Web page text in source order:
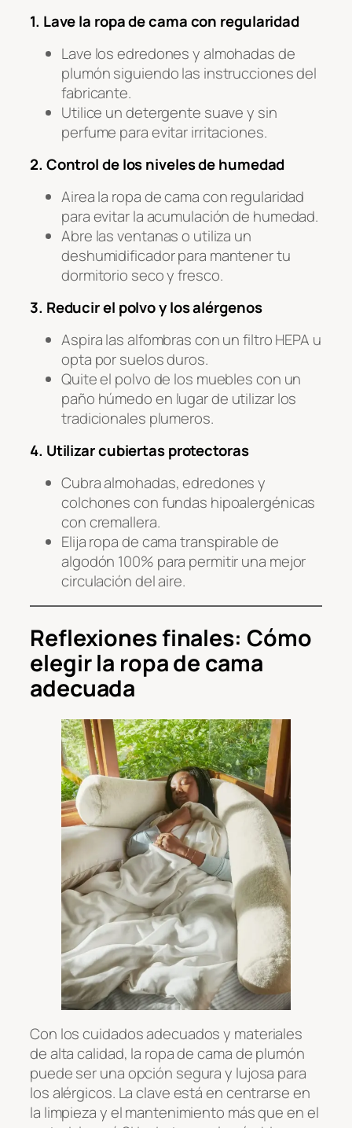
1. Lave la ropa de cama con regularidad
Lave los edredones y almohadas de
plumón siguiendo las instrucciones del
fabricante.
Utilice un detergente suave y sin
perfume para evitar irritaciones.
2. Control de los niveles de humedad
Airea la ropa de cama con regularidad
para evitar la acumulación de humedad.
Abre las ventanas o utiliza un
deshumidificador para mantener tu
dormitorio seco y fresco.
3. Reducir el polvo y los alérgenos
Aspira las alfombras con un filtro HEPA u
opta por suelos duros.
Quite el polvo de los muebles con un
paño húmedo en lugar de utilizar los
tradicionales plumeros.
4. Utilizar cubiertas protectoras
Cubra almohadas, edredones y
colchones con fundas hipoalergénicas
con cremallera.
Elija ropa de cama transpirable de
algodón 100% para permitir una mejor
circulación del aire.
Reflexiones finales: Cómo
elegir la ropa de cama
adecuada
Con los cuidados adecuados y materiales
de alta calidad, la ropa de cama de plumón
puede ser una opción segura y lujosa para
los alérgicos. La clave está en centrarse en
la limpieza y el mantenimiento más que en el